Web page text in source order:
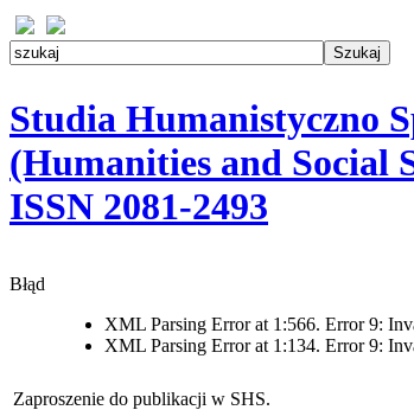
Studia Humanistyczno
(Humanities and Social
ISSN 2081-2493
Błąd
XML Parsing Error at 1:566. Error 9:
XML Parsing Error at 1:134. Error 9:
Zaproszenie do publikacji w SHS.